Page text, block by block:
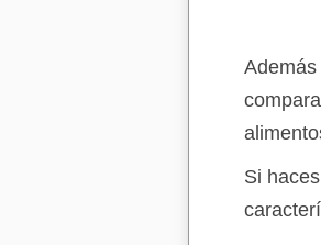
Si